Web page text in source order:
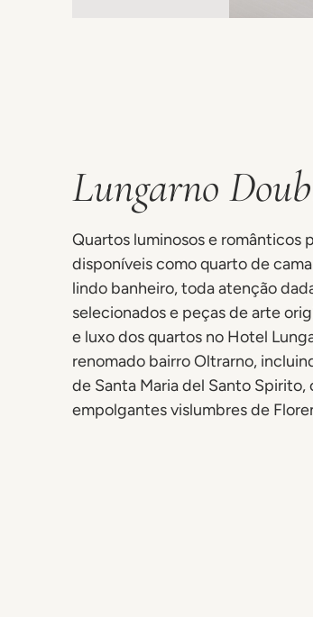
Lungarno
Quartos luminosos e românticos
disponíveis como quarto de
lindo banheiro, toda atenção
selecionados e peças de arte
e luxo dos quartos no Hotel
renomado bairro Oltrarno,
de Santa Maria del Santo
empolgantes vislumbres de